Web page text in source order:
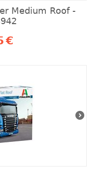
Medium Roof -
€